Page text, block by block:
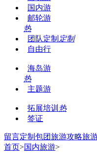
国内游
邮轮游
热
团队定制 定制
自由行
海岛游
热
主题游
拓展培训 热
签证
留言定制包团旅游攻略旅
首页>国内旅游>